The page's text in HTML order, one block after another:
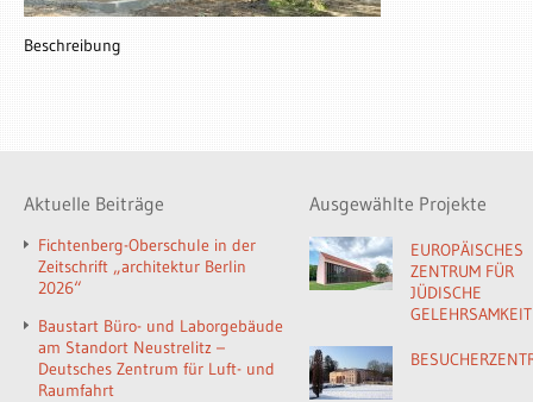
Beschreibung
Aktuelle Beiträge
Fichtenberg-Oberschule in der
Zeitschrift „architektur Berlin
2026“
Baustart Büro- und Laborgebäude
am Standort Neustrelitz –
Deutsches Zentrum für Luft- und
Raumfahrt
Ausgewählte Projekte
EUROPÄISCHES
ZENTRUM FÜR
JÜDISCHE
GELEHRSAMKEIT